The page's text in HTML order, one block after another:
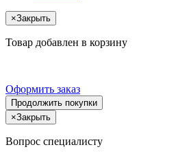
×Закрыть
Товар добавлен в корзину
Оформить заказ
Продолжить покупки
×Закрыть
Вопрос специалисту